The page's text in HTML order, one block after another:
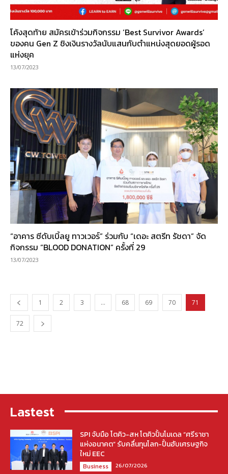
โค้งสุดท้าย สมัครเข้าร่วมกิจกรรม ‘Best Survivor Awards’
ของคน Gen Z ชิงเงินรางวัลนับแสนกับตำแหน่งสุดยอดผู้รอด
แห่งยุค
13/07/2023
“อาคาร ซีดับเบิ้ลยู ทาวเวอร์” ร่วมกับ “เดอะ สตรีท รัชดา” จัด
กิจกรรม “BLOOD DONATION” ครั้งที่ 29
13/07/2023
1 2 3 … 68 69 70 71
72
Lastest
SPI จับมือ โตคิว-สห โตคิวปั้นโมเดล “ศรีราชา
แห่งอนาคต” รับคลื่นทุนโลก-ปั้นฮับเศรษฐกิจ
ใหม่ EEC
Business 26/07/2026